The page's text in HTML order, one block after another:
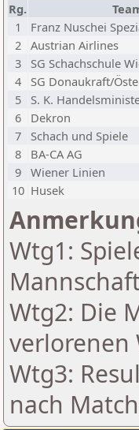
Rg.
1
Franz Nuschei
2 Austrian Airlines
3
SG Schachschule
4
SG Donaukraft/
5
S. K.
6
Dekron
7
Schach und Spiele
8
BA-CA AG
9 Wiener Linien
10 Husek
Wtg1:
Wtg2: Die
verlorenen
Wtg3:
nach